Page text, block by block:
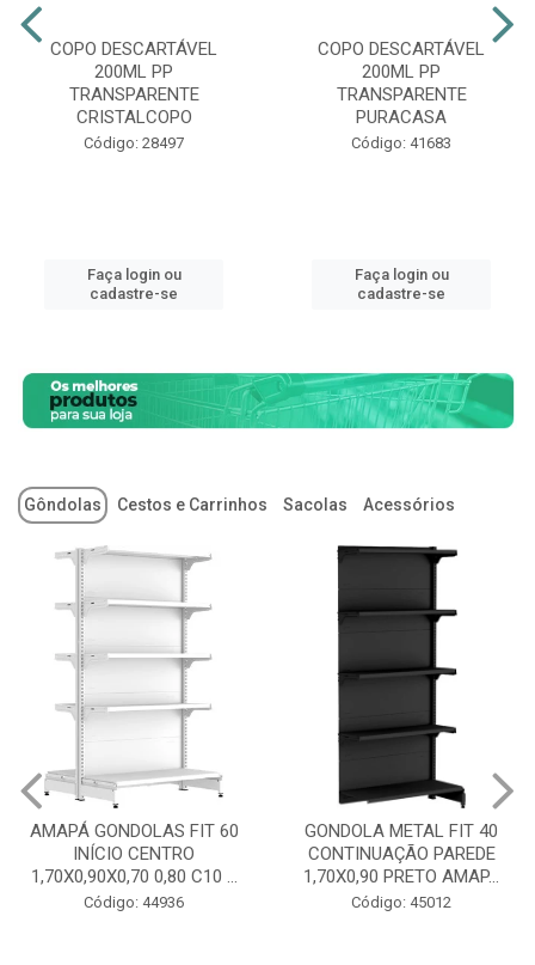
COPO DESCARTÁVEL
200ML PP
TRANSPARENTE
CRISTALCOPO
Código: 28497
Faça login ou
cadastre-se
COPO DESCARTÁVEL
200ML PP
TRANSPARENTE
PURACASA
Código: 41683
Faça login ou
cadastre-se
Gôndolas Cestos e Carrinhos Sacolas Acessórios
GONDOLA METAL FIT 40
CONTINUAÇÃO PAREDE
1,70X0,90 PRETO AMAP...
Código: 45012
GONDOLA METAL FIT 40
INICIO CENTRO 1,70X0,90
PRETO AMAPÁ
Código: 45013